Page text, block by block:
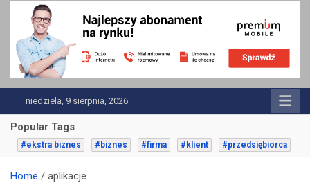
niedziela, 9 sierpnia, 2026
Popular Tags
#ekstra biznes #biznes #firma #klient #przedsiębiorca
Home aplikacje